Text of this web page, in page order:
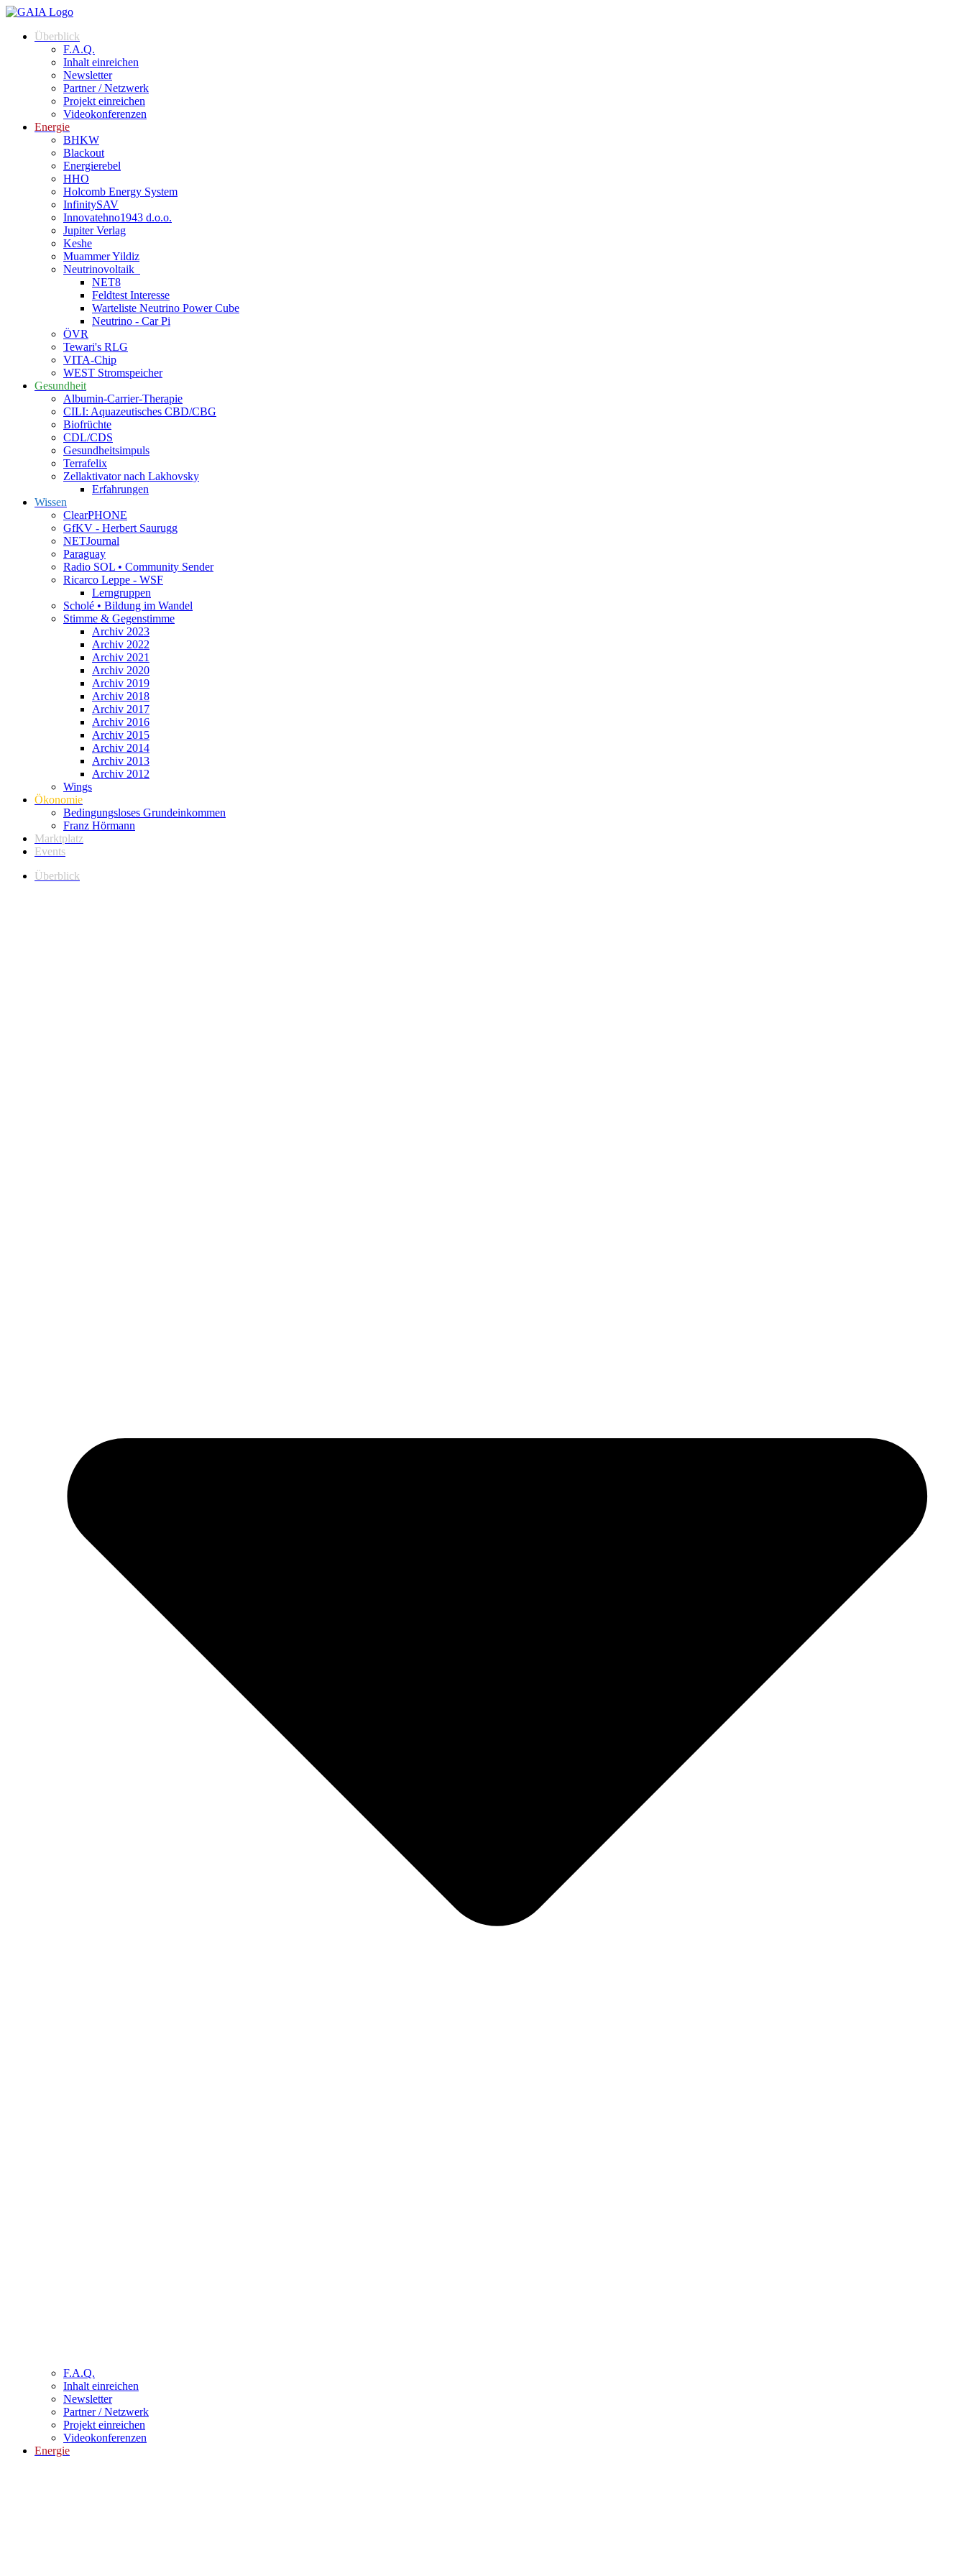
Zum
springenÜberblick
F.A.Q.
Inhalt einreichen
Newsletter
Partner / Netzwerk
Projekt einreichen
Videokonferenzen
Energie
BHKW
Blackout
Energierebel
HHO
Holcomb Energy System
InfinitySAV
Innovatehno1943 d.o.o.
Jupiter Verlag
Keshe
Muammer Yildiz
Neutrinovoltaik
NET8
Feldtest Interesse
Warteliste Neutrino Power Cube
Neutrino - Car Pi
ÖVR
Tewari's RLG
VITA-Chip
WEST Stromspeicher
Gesundheit
Albumin-Carrier-Therapie
CILI: Aquazeutisches CBD/CBG
Biofrüchte
CDL/CDS
Gesundheitsimpuls
Terrafelix
Zellaktivator nach Lakhovsky
Erfahrungen
Wissen
ClearPHONE
GfKV - Herbert Saurugg
NETJournal
Paraguay
Radio SOL • Community Sender
Ricarco Leppe - WSF
Lerngruppen
Scholé • Bildung im Wandel
Stimme & Gegenstimme
Archiv 2023
Archiv 2022
Archiv 2021
Archiv 2020
Archiv 2019
Archiv 2018
Archiv 2017
Archiv 2016
Archiv 2015
Archiv 2014
Archiv 2013
Archiv 2012
Wings
Ökonomie
Bedingungsloses Grundeinkommen
Franz Hörmann
Marktplatz
Events
Überblick
F.A.Q.
Inhalt einreichen
Newsletter
Partner / Netzwerk
Projekt einreichen
Videokonferenzen
Energie